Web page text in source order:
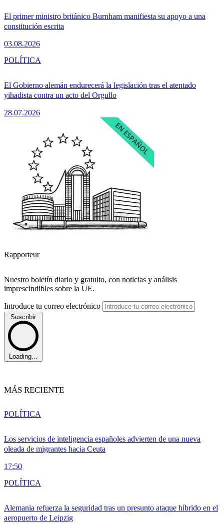
El primer ministro británico Burnham manifiesta su apoyo a una
constitución escrita
03.08.2026
El Gobierno alemán endurecerá la legislación tras el atentado
yihadista contra un acto del Orgullo
28.07.2026
POLÍTICA
Rapporteur
Nuestro boletín diario y gratuito, con noticias y análisis
imprescindibles sobre la UE.
Introduce tu correo electrónico
Suscribir
Loading...
MÁS RECIENTE
Los servicios de inteligencia españoles advierten de una nueva
oleada de migrantes hacia Ceuta
17:50
POLÍTICA
Alemania refuerza la seguridad tras un presunto ataque híbrido en el
aeropuerto de Leipzig
POLÍTICA